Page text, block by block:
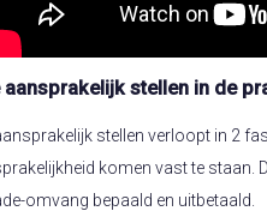
aansprakelijk stellen in de
stellen verloopt in 2
komen vast te staan.
omvang bepaald en uitbetaald.